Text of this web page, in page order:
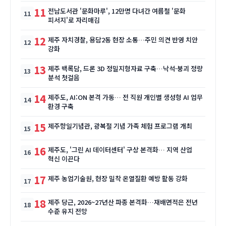
11 전남도서관 '문화마루', 12만명 다녀간 여름철 '문화
피서지'로 자리매김
12 제주 자치경찰, 용담2동 현장 소통…주민 의견 반영 치안
강화
13 제주 백록담, 드론 3D 정밀지형자료 구축…낙석·붕괴 정량
분석 첫걸음
14 제주도, AI:ON 본격 가동… 전 직원 개인별 생성형 AI 업무
환경 구축
15 제주항일기념관, 광복절 기념 가족 체험 프로그램 개최
16 제주도, '그린 AI 데이터센터' 구상 본격화… 지역 산업
혁신 이끈다
17 제주 농업기술원, 현장 밀착 온열질환 예방 활동 강화
18 제주 당근, 2026~27년산 파종 본격화…재배면적은 전년
수준 유지 전망